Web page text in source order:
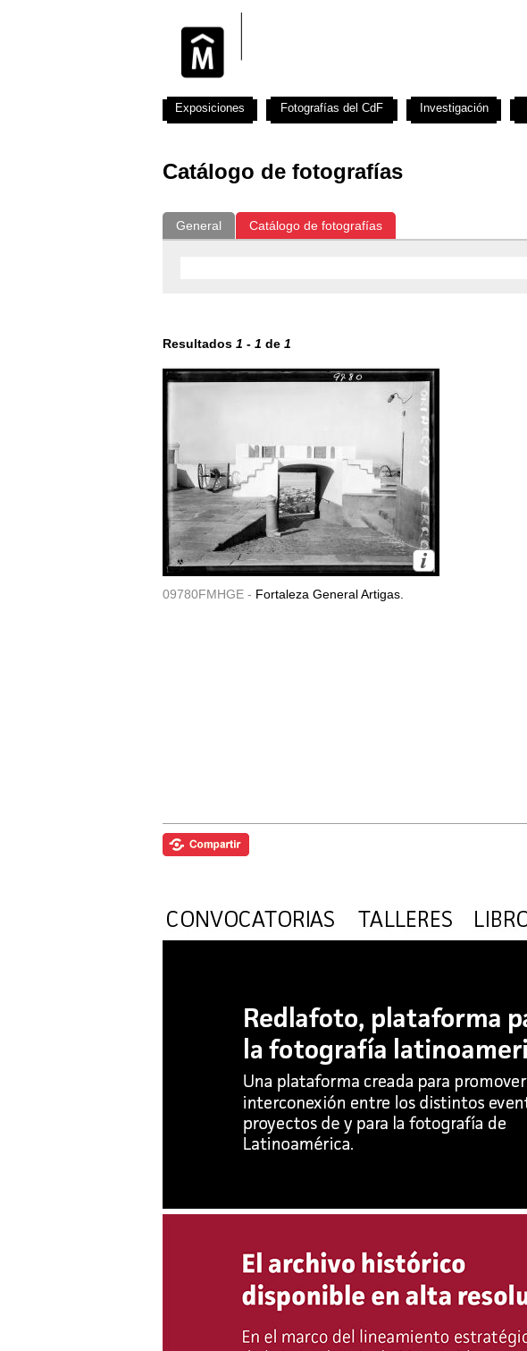
Catálogo de fotografías
General Catálogo de fotografías
Resultados 1 - 1 de 1
09780FMHGE - Fortaleza General Artigas.
Exposiciones Fotografías del CdF Investigación